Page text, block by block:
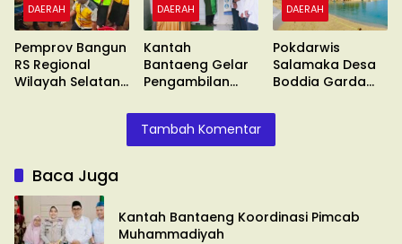
DAERAH
Pemprov Bangun
RS Regional
Wilayah Selatan
DAERAH
Kantah
Bantaeng Gelar
Pengambilan
DAERAH
Pokdarwis
Salamaka Desa
Boddia Garda
Tambah Komentar
Baca Juga
Kantah Bantaeng Koordinasi Pimcab
Muhammadiyah